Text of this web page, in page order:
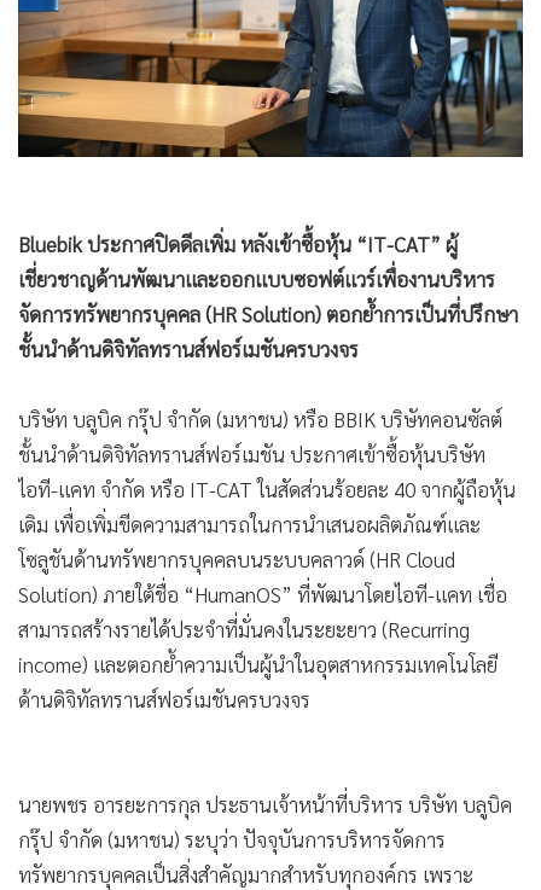
• การเมือง
• ท่องเที่ยว
• กีฬา
• ต่างประเทศ
• จีน
• ชุมชน-คุณภาพชีวิต
• อาชญากรรม
• Motoring
• วิทยาศาสตร์
• SMEs
• หุ้น
•
อินโดจีน
กองทุนรวม
Celeb Online
•
Factcheck
• ญี่ปุ่น
Bluebik ประกาศปิดดีลเพิ่ม หลังเข้าซื้อหุ้น “IT-CAT” ผู้
เชี่ยวชาญด้านพัฒนาและออกแบบซอฟต์แวร์เพื่องานบริหาร
จัดการทรัพยากรบุคคล (HR Solution) ตอกย้ำการเป็นที่ปรึกษา
ชั้นนำด้านดิจิทัลทรานส์ฟอร์เมชันครบวงจร
บริษัท บลูบิค กรุ๊ป จำกัด (มหาชน) หรือ BBIK บริษัทคอนซัลต์
ชั้นนำด้านดิจิทัลทรานส์ฟอร์เมชัน ประกาศเข้าซื้อหุ้นบริษัท
ไอที-แคท จำกัด หรือ IT-CAT ในสัดส่วนร้อยละ 40 จากผู้ถือหุ้น
เดิม เพื่อเพิ่มขีดความสามารถในการนำเสนอผลิตภัณฑ์และ
โซลูชันด้านทรัพยากรบุคคลบนระบบคลาวด์ (HR Cloud
Solution) ภายใต้ชื่อ “HumanOS” ที่พัฒนาโดยไอที-แคท เชื่อ
สามารถสร้างรายได้ประจำที่มั่นคงในระยะยาว (Recurring
income) และตอกย้ำความเป็นผู้นำในอุตสาหกรรมเทคโนโลยี
ด้านดิจิทัลทรานส์ฟอร์เมชันครบวงจร
นายพชร อารยะการกุล ประธานเจ้าหน้าที่บริหาร บริษัท บลูบิค
กรุ๊ป จำกัด (มหาชน) ระบุว่า ปัจจุบันการบริหารจัดการ
ทรัพยากรบุคคลเป็นสิ่งสำคัญมากสำหรับทุกองค์กร เพราะ